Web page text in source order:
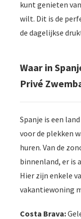
kunt genieten
wilt. Dit is de
de dagelijkse
Waar in
Privé
Spanje is een
voor de plekken
huren. Van de
binnenland, er is
Hier zijn enkele
vakantiewoning
Costa Brava: